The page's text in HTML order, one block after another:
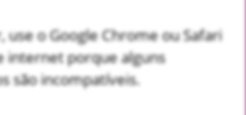
o Google Chrome ou Safari
internet porque alguns
são incompatíveis.